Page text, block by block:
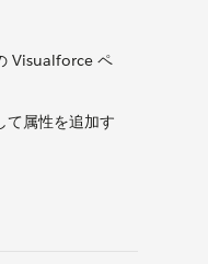
Visualforce ペ
て属性を追加す